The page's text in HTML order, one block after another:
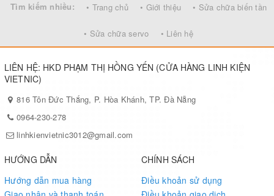
Tìm kiếm nhiều: • Trang chủ • Giới thiệu • Sửa chữa biến tần
• Sửa chữa servo • Liên hệ
LIÊN HỆ: HKD PHẠM THỊ HỒNG YẾN (CỬA HÀNG LINH KIỆN
VIETNIC)
816 Tôn Đức Thắng, P. Hòa Khánh, TP. Đà Nẵng
0964-230-278
linhkienvietnic3012@gmail.com
HƯỚNG DẪN
Hướng dẫn mua hàng
CHÍNH SÁCH
Điều khoản sử dụng